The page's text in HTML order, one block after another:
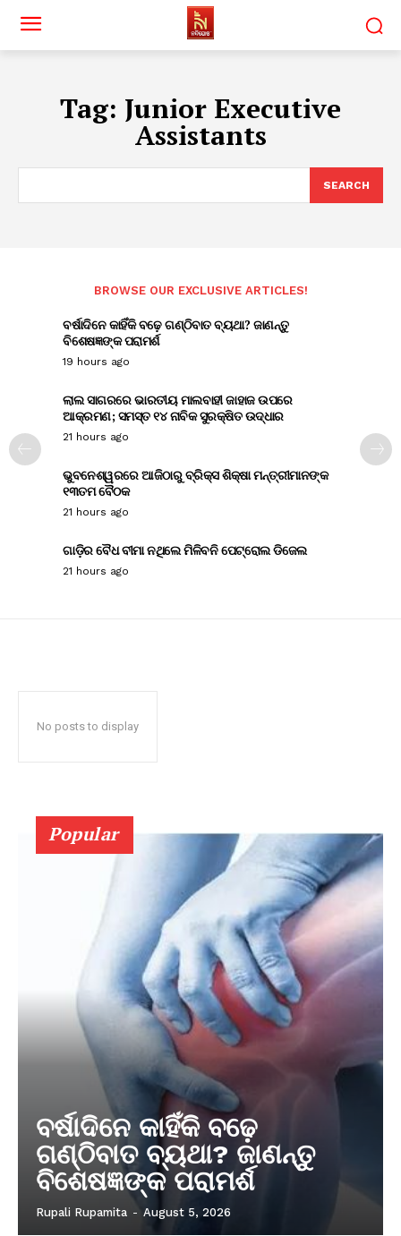
Tag: Junior Executive
Assistants
SEARCH
BROWSE OUR EXCLUSIVE ARTICLES!
ବର୍ଷାଦିନେ କାହିଁକି ବଢ଼େ ଗଣ୍ଠିବାତ ବ୍ୟଥା? ଜାଣନ୍ତୁ
ବିଶେଷଜ୍ଞଙ୍କ ପରାମର୍ଶ
19 hours ago
ଲାଲ ସାଗରରେ ଭାରତୀୟ ମାଲବାହୀ ଜାହାଜ ଉପରେ
ଆକ୍ରମଣ; ସମସ୍ତ ୧୪ ନାବିକ ସୁରକ୍ଷିତ ଉଦ୍ଧାର
21 hours ago
ଭୁବନେଶ୍ୱରରେ ଆଜିଠାରୁ ବ୍ରିକ୍ସ ଶିକ୍ଷା ମନ୍ତ୍ରୀମାନଙ୍କ
୧୩ତମ ବୈଠକ
21 hours ago
ଗାଡ଼ିର ବୈଧ ବୀମା ନଥିଲେ ମିଳିବନି ପେଟ୍ରୋଲ ଡିଜେଲ
21 hours ago
No posts to display
Popular
ବର୍ଷାଦିନେ କାହିଁକି ବଢ଼େ
ଗଣ୍ଠିବାତ ବ୍ୟଥା? ଜାଣନ୍ତୁ
ବିଶେଷଜ୍ଞଙ୍କ ପରାମର୍ଶ
Rupali Rupamita - August 5, 2026